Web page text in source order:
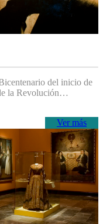
del inicio de
la Revolución…
Ver más